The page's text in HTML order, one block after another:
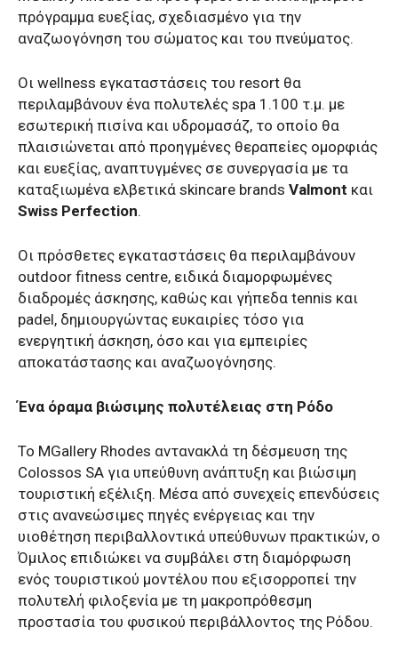
πρόγραμμα ευεξίας, σχεδιασμένο για την
αναζωογόνηση του σώματος και του πνεύματος.
Οι wellness εγκαταστάσεις του resort θα
περιλαμβάνουν ένα πολυτελές spa 1.100 τ.μ. με
εσωτερική πισίνα και υδρομασάζ, το οποίο θα
πλαισιώνεται από προηγμένες θεραπείες ομορφιάς
και ευεξίας, αναπτυγμένες σε συνεργασία με τα
καταξιωμένα ελβετικά skincare brands Valmont και
Swiss Perfection.
Οι πρόσθετες εγκαταστάσεις θα περιλαμβάνουν
outdoor fitness centre, ειδικά διαμορφωμένες
διαδρομές άσκησης, καθώς και γήπεδα tennis και
padel, δημιουργώντας ευκαιρίες τόσο για
ενεργητική άσκηση, όσο και για εμπειρίες
αποκατάστασης και αναζωογόνησης.
Ένα όραμα βιώσιμης πολυτέλειας στη Ρόδο
Το MGallery Rhodes αντανακλά τη δέσμευση της
Colossos SA για υπεύθυνη ανάπτυξη και βιώσιμη
τουριστική εξέλιξη. Μέσα από συνεχείς επενδύσεις
στις ανανεώσιμες πηγές ενέργειας και την
υιοθέτηση περιβαλλοντικά υπεύθυνων πρακτικών, ο
Όμιλος επιδιώκει να συμβάλει στη διαμόρφωση
ενός τουριστικού μοντέλου που εξισορροπεί την
πολυτελή φιλοξενία με τη μακροπρόθεσμη
προστασία του φυσικού περιβάλλοντος της Ρόδου.